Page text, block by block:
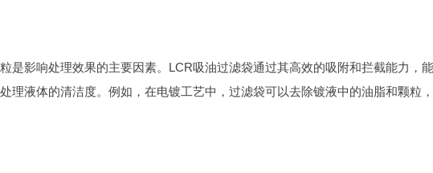
是影响处理效果的主要因素。LCR吸油过滤袋通过其高效的吸附和拦截能力，
理液体的清洁度。例如，在电镀工艺中，过滤袋可以去除镀液中的油脂和颗粒